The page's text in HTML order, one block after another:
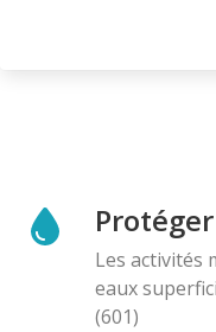
Protéger
Les activités
eaux
(601)